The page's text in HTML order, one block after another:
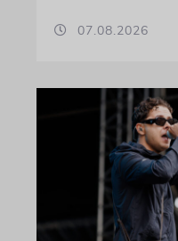
07.08.2026